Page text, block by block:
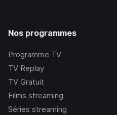
Nos programmes
Programme TV
TV Replay
TV Gratuit
Films streaming
Séries streaming